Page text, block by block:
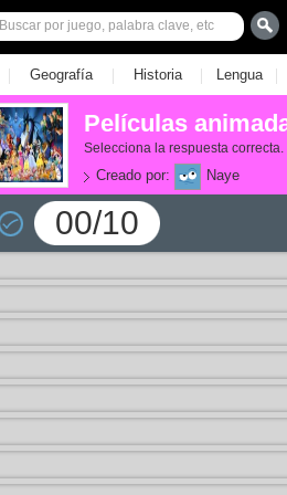
| Geografía | Historia | Lengua |
Películas
Selecciona la respuesta correcta.
Creado por: Naye
00/10